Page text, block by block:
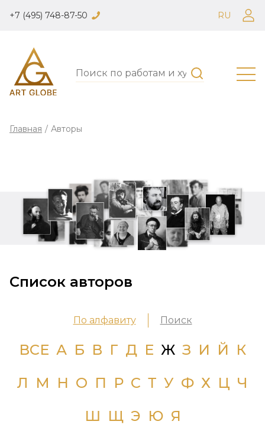
+7 (495) 748-87-50 RU
Главная / Авторы
Список авторов
По алфавиту Поиск
ВСЕ А Б В Г Д Е Ж З И Й К
Л
М Н О П Р С Т У Ф Х Ц Ч
Ш Щ Э Ю Я